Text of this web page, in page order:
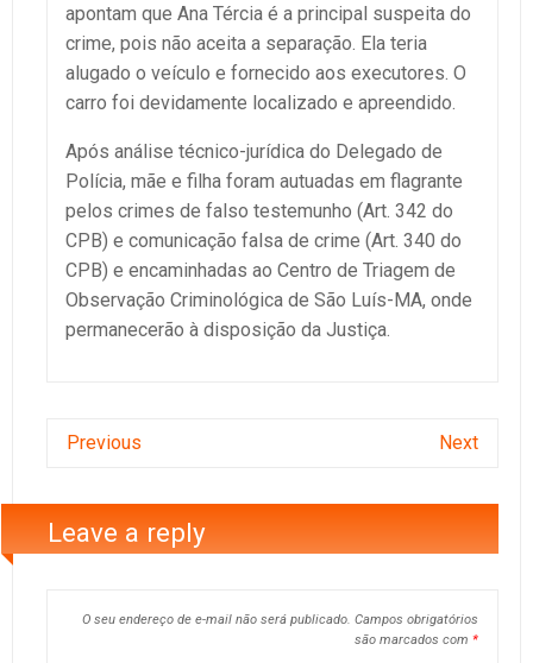
apontam que Ana Tércia é a principal suspeita do
crime, pois não aceita a separação. Ela teria
alugado o veículo e fornecido aos executores. O
carro foi devidamente localizado e apreendido.
Após análise técnico-jurídica do Delegado de
Polícia, mãe e filha foram autuadas em flagrante
pelos crimes de falso testemunho (Art. 342 do
CPB) e comunicação falsa de crime (Art. 340 do
CPB) e encaminhadas ao Centro de Triagem de
Observação Criminológica de São Luís-MA, onde
permanecerão à disposição da Justiça.
Previous Next
Leave a reply
O seu endereço de e-mail não será publicado. Campos obrigatórios
são marcados com *